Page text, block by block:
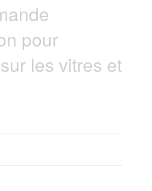
pour
les vitres et